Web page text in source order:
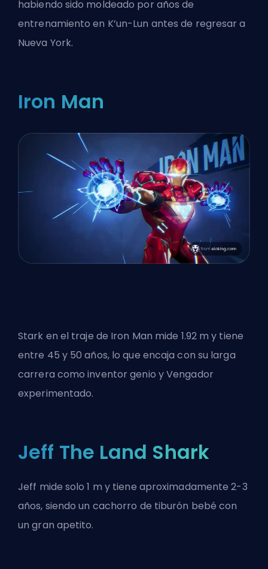
habiendo sido moldeado por años de
entrenamiento en K’un-Lun antes de regresar a
Nueva York.
Iron Man
Stark en el traje de Iron Man mide 1.92 m y tiene
entre 45 y 50 años, lo que encaja con su larga
carrera como inventor genio y Vengador
experimentado.
Jeff The Land Shark
Jeff mide solo 1 m y tiene aproximadamente 2-3
años, siendo un cachorro de tiburón bebé con
un gran apetito.